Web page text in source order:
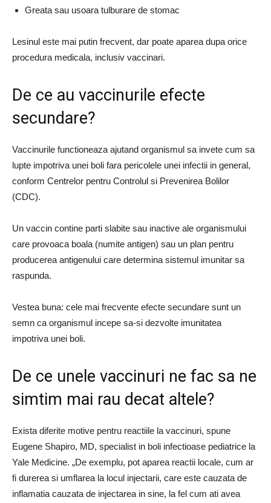
Greata sau usoara tulburare de stomac
Lesinul este mai putin frecvent, dar poate aparea dupa orice
procedura medicala, inclusiv vaccinari.
De ce au vaccinurile efecte
secundare?
Vaccinurile functioneaza ajutand organismul sa invete cum sa
lupte impotriva unei boli fara pericolele unei infectii in general,
conform Centrelor pentru Controlul si Prevenirea Bolilor
(CDC).
Un vaccin contine parti slabite sau inactive ale organismului
care provoaca boala (numite antigen) sau un plan pentru
producerea antigenului care determina sistemul imunitar sa
raspunda.
Vestea buna: cele mai frecvente efecte secundare sunt un
semn ca organismul incepe sa-si dezvolte imunitatea
impotriva unei boli.
De ce unele vaccinuri ne fac sa ne
simtim mai rau decat altele?
Exista diferite motive pentru reactiile la vaccinuri, spune
Eugene Shapiro, MD, specialist in boli infectioase pediatrice la
Yale Medicine. „De exemplu, pot aparea reactii locale, cum ar
fi durerea si umflarea la locul injectarii, care este cauzata de
inflamatia cauzata de injectarea in sine, la fel cum ati avea